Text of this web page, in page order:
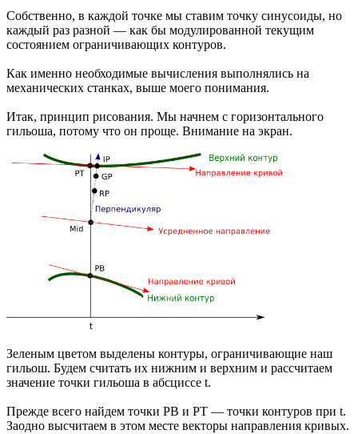
Собственно, в каждой точке мы ставим точку синусоиды, но
каждый раз разной — как бы модулированной текущим
состоянием ограничивающих контуров.
Как именно необходимые вычисления выполнялись на
механических станках, выше моего понимания.
Итак, принцип рисования. Мы начнем с горизонтального
гильоша, потому что он проще. Внимание на экран.
Зеленым цветом выделены контуры, ограничивающие наш
гильош. Будем считать их нижним и верхним и рассчитаем
значение точки гильоша в абсциссе t.
Прежде всего найдем точки PB и PT — точки контуров при t.
Заодно высчитаем в этом месте векторы направления кривых.